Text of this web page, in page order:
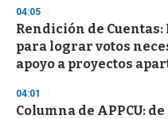
3
s
c
o
d
s
04:05
Rendición de
para lograr votos
apoyo a proyectos
04:01
Columna de APPCU: